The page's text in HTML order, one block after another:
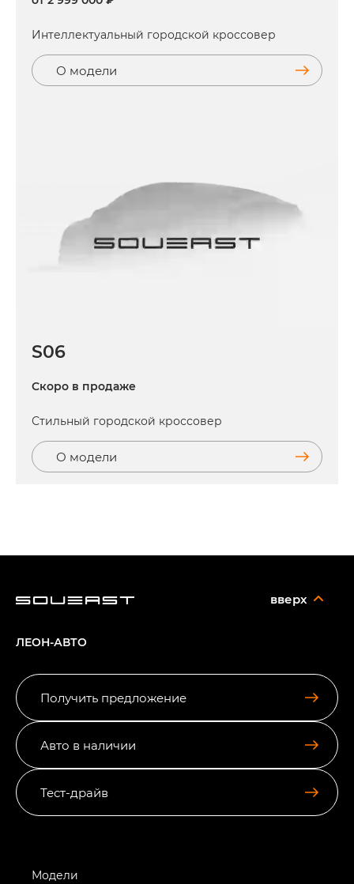
Интеллектуальный городской кроссовер
О модели
S06
Скоро в продаже
Стильный городской кроссовер
О модели
Получить предложение
Авто в наличии
Тест-драйв
вверх
ЛЕОН-АВТО
Модели